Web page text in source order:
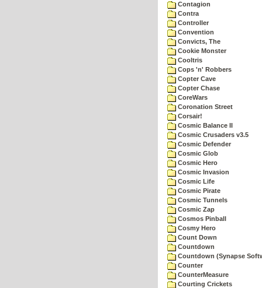
Contagion
Contra
Controller
Convention
Convicts, The
Cookie Monster
Cooltris
Cops 'n' Robbers
Copter Cave
Copter Chase
CoreWars
Coronation Street
Corsair!
Cosmic Balance II
Cosmic Crusaders v3.5
Cosmic Defender
Cosmic Glob
Cosmic Hero
Cosmic Invasion
Cosmic Life
Cosmic Pirate
Cosmic Tunnels
Cosmic Zap
Cosmos Pinball
Cosmy Hero
Count Down
Countdown
Countdown (Synapse
Counter
CounterMeasure
Courting Crickets